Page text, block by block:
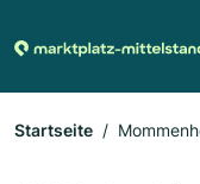
Startseite